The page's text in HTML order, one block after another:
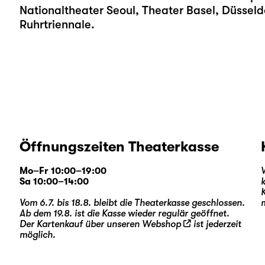
Nationaltheater Seoul, Theater Basel,
Ruhrtriennale.
Öffnungszeiten Theaterkasse
Mo–Fr 10:00–19:00
Sa 10:00–14:00
Vom 6.7. bis 18.8. bleibt die Theaterkasse geschlossen.
Ab dem 19.8. ist die Kasse wieder regulär geöffnet.
Der Kartenkauf über unseren Webshop
ist jederzeit
möglich.